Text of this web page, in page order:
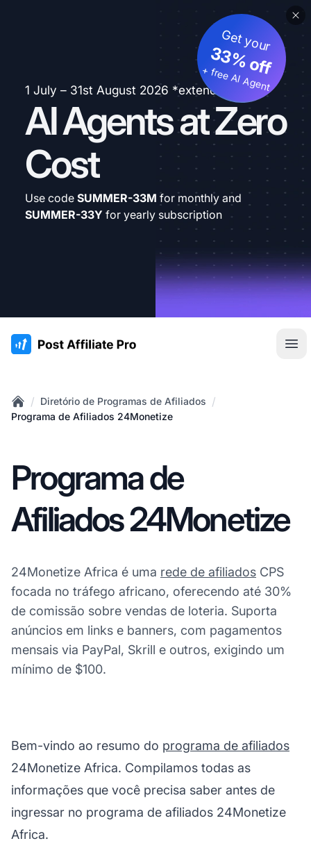
1 July – 31st August 2026 *extended
AI Agents at Zero
Cost
Get your
33% off
+ free AI Agent
Use code SUMMER-33M for monthly and
SUMMER-33Y for yearly subscription
:site.title
Home
/ Diretório de Programas de Afiliados /
Programa de Afiliados 24Monetize
Programa de
Afiliados 24Monetize
24Monetize Africa é uma rede de afiliados CPS
focada no tráfego africano, oferecendo até 30%
de comissão sobre vendas de loteria. Suporta
anúncios em links e banners, com pagamentos
mensais via PayPal, Skrill e outros, exigindo um
mínimo de $100.
Bem-vindo ao resumo do programa de afiliados
24Monetize Africa. Compilamos todas as
informações que você precisa saber antes de
ingressar no programa de afiliados 24Monetize
Africa.